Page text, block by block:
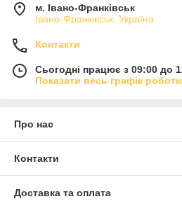
м. Івано-Франківськ
Івано-Франківськ, Україна
Контакти
Сьогодні працює з 09:00 до
Показати весь графік роботи
Про нас
Контакти
Доставка та оплата